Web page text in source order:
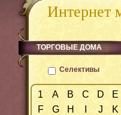
Интернет
ТОРГОВЫЕ ДОМА
Селективы
1 A B C D
E
F
G H J
K